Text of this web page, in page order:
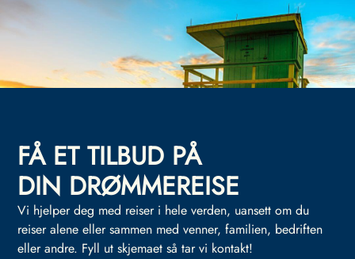
FÅ ET TILBUD PÅ
DIN DRØMMEREISE
Vi hjelper deg med reiser i hele verden, uansett om du
reiser alene eller sammen med venner, familien, bedriften
eller andre. Fyll ut skjemaet så tar vi kontakt!